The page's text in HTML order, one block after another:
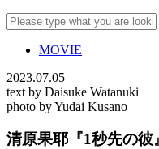
MOVIE
2023.07.05
text by Daisuke Watanuki
photo by Yudai Kusano
清原果耶『1秒先の彼